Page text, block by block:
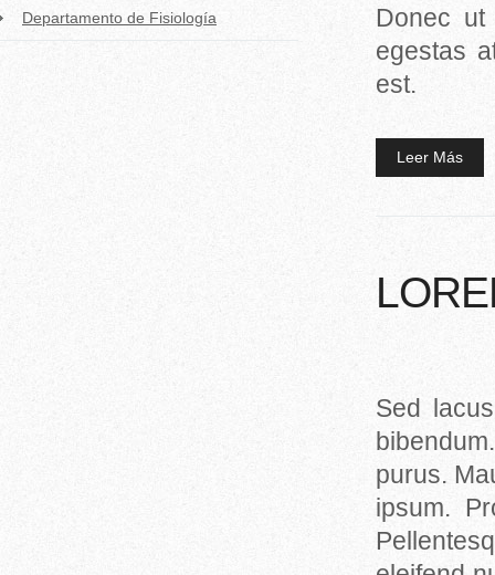
Donec
egestas
est.
Leer Más
Sed
purus.
ipsum.
Departamento de Fisiología